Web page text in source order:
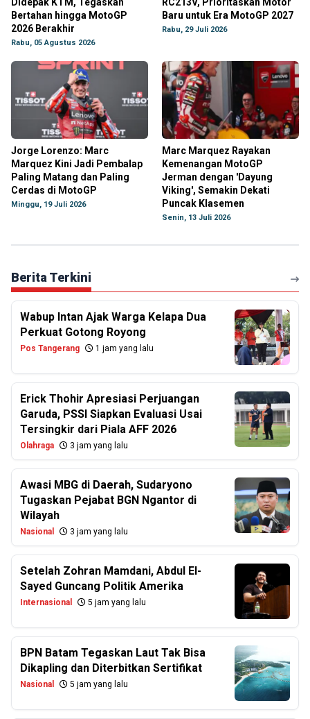
Bertahan hingga MotoGP
2026 Berakhir
Rabu, 05 Agustus 2026
Baru untuk Era MotoGP 2027
Rabu, 29 Juli 2026
Jorge Lorenzo: Marc
Marquez Kini Jadi Pembalap
Paling Matang dan Paling
Cerdas di MotoGP
Minggu, 19 Juli 2026
Marc Marquez Rayakan
Kemenangan MotoGP
Jerman dengan 'Dayung
Viking', Semakin Dekati
Puncak Klasemen
Senin, 13 Juli 2026
Berita Terkini
Wabup Intan Ajak Warga Kelapa Dua
Perkuat Gotong Royong
Pos Tangerang 1 jam yang lalu
Erick Thohir Apresiasi Perjuangan
Garuda, PSSI Siapkan Evaluasi Usai
Tersingkir dari Piala AFF 2026
Olahraga 3 jam yang lalu
Awasi MBG di Daerah, Sudaryono
Tugaskan Pejabat BGN Ngantor di
Wilayah
Nasional 3 jam yang lalu
Setelah Zohran Mamdani, Abdul El-
Sayed Guncang Politik Amerika
Internasional 5 jam yang lalu
BPN Batam Tegaskan Laut Tak Bisa
Dikapling dan Diterbitkan Sertifikat
Nasional 5 jam yang lalu